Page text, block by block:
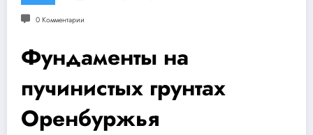
0 Комментарии
Фундаменты на
пучинистых грунтах
Оренбуржья